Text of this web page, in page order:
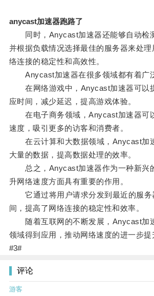
anycast加速器跑路了
同时，Anycast加速器还能够自动检
并根据负载情况选择最佳的服务器来处
络连接的稳定性和高效性。
Anycast加速器在很多领域都有着广泛
在网络游戏中，Anycast加速器可以
应时间，减少延迟，提高游戏体验。
在电子商务领域，Anycast加速器可
速度，吸引更多的访客和消费者。
在云计算和大数据领域，Anycast加
大量的数据，提高数据处理的效率。
总之，Anycast加速器作为一种新兴
升网络速度方面具有重要的作用。
它通过将用户请求分发到最近的服务
间，提高了网络连接的稳定性和效率。
随着互联网的不断发展，Anycast加
领域得到应用，推动网络速度的进一步提
#3#
评论
游客